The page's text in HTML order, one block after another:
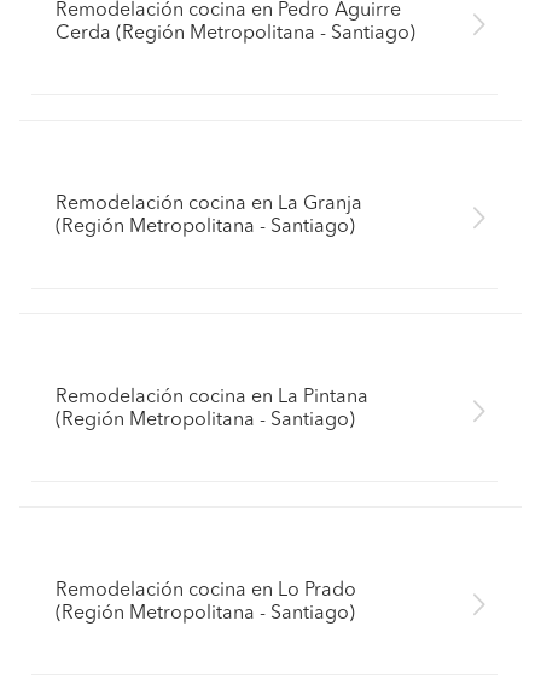
Remodelación cocina en Pedro Aguirre
Cerda (Región Metropolitana - Santiago)
Remodelación cocina en La Granja
(Región Metropolitana - Santiago)
Remodelación cocina en La Pintana
(Región Metropolitana - Santiago)
Remodelación cocina en Lo Prado
(Región Metropolitana - Santiago)